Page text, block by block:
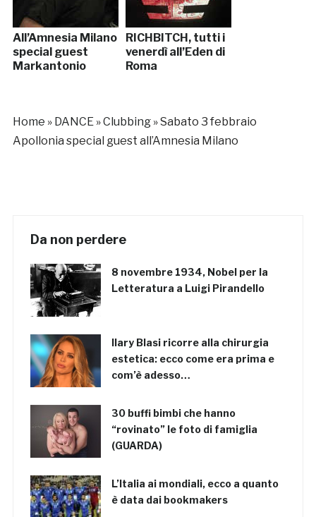
All’Amnesia Milano
special guest
Markantonio
RICHBITCH, tutti i
venerdì all’Eden di
Roma
Home » DANCE»Clubbing»Sabato 3 febbraio
Apollonia special guest all’Amnesia Milano
Da non perdere
8 novembre 1934, Nobel per la
Letteratura a Luigi Pirandello
Ilary Blasi ricorre alla chirurgia
estetica: ecco come era prima e
com’è adesso…
30 buffi bimbi che hanno
“rovinato” le foto di famiglia
(GUARDA)
L’Italia ai mondiali, ecco a quanto
è data dai bookmakers